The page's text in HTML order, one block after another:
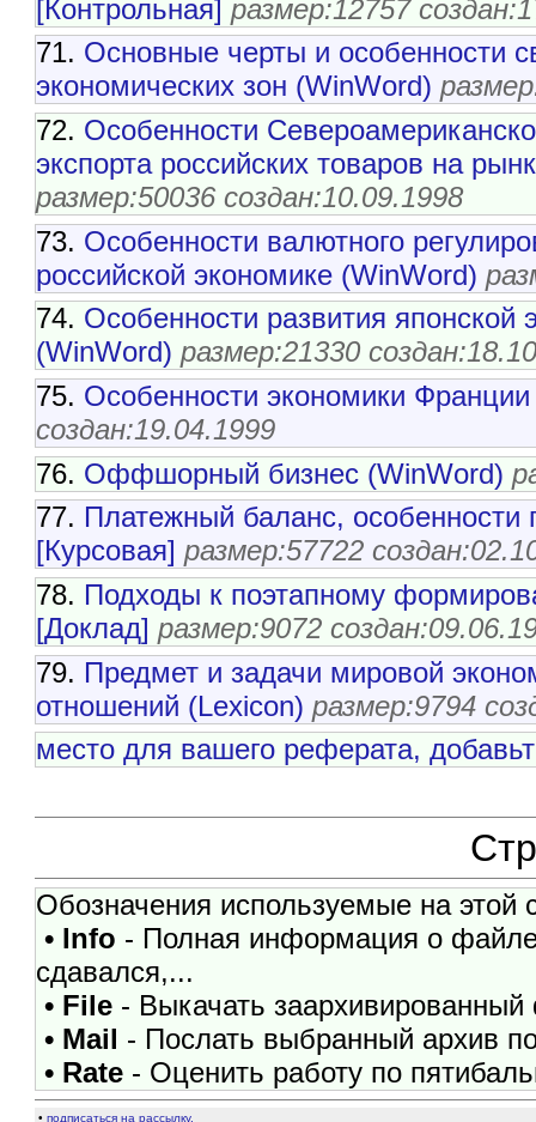
[Контрольная] размер:12757
71. Основные черты и особенности
экономических зон (WinWord)
72. Особенности
экспорта российских товаров на
размер:50036 создан:10.09.1998
73. Особенности валютного
российской экономике (WinWord)
74. Особенности развития
(WinWord) размер:21330
75. Особенности экономики
создан:19.04.1999
76. Оффшорный бизнес (WinWord)
77. Платежный баланс,
[Курсовая] размер:57722
78. Подходы к поэтапному
[Доклад] размер:9072
79. Предмет и задачи мировой
отношений (Lexicon) размер:9794
место для вашего реферата,
Обозначения используемые на этой
• Info - Полная информация о файле,
сдавался,...
• File - Выкачать
• Mail - Послать выбранный архив
• Rate - Оценить работу по
•подписаться на рассылку.